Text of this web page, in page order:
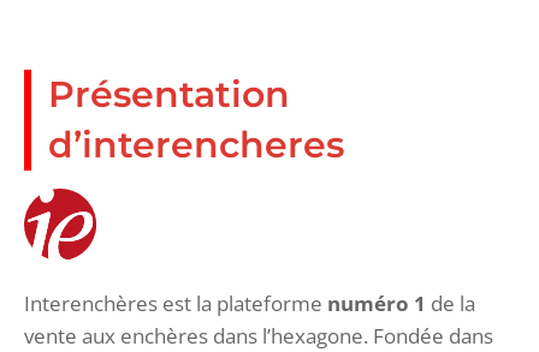
Présentation
d’interencheres
Interenchères est la plateforme numéro 1 de la
vente aux enchères dans l’hexagone. Fondée dans